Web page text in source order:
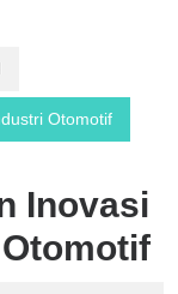
Otomotif
Inovasi